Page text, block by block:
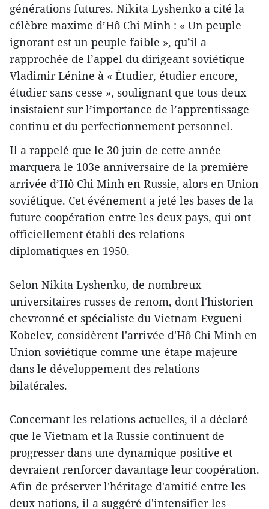
générations futures. Nikita Lyshenko a cité la
célèbre maxime d’Hô Chi Minh : « Un peuple
ignorant est un peuple faible », qu’il a
rapprochée de l’appel du dirigeant soviétique
Vladimir Lénine à « Étudier, étudier encore,
étudier sans cesse », soulignant que tous deux
insistaient sur l’importance de l’apprentissage
continu et du perfectionnement personnel.
Il a rappelé que le 30 juin de cette année
marquera le 103e anniversaire de la première
arrivée d’Hô Chi Minh en Russie, alors en Union
soviétique. Cet événement a jeté les bases de la
future coopération entre les deux pays, qui ont
officiellement établi des relations
diplomatiques en 1950.
Selon Nikita Lyshenko, de nombreux
universitaires russes de renom, dont l'historien
chevronné et spécialiste du Vietnam Evgueni
Kobelev, considèrent l'arrivée d'Hô Chi Minh en
Union soviétique comme une étape majeure
dans le développement des relations
bilatérales.
Concernant les relations actuelles, il a déclaré
que le Vietnam et la Russie continuent de
progresser dans une dynamique positive et
devraient renforcer davantage leur coopération.
Afin de préserver l'héritage d'amitié entre les
deux nations, il a suggéré d'intensifier les